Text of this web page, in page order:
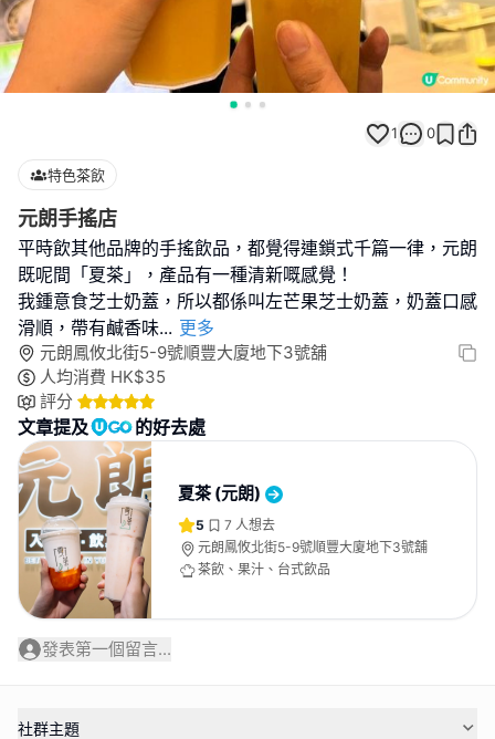
1 0
特色茶飲
元朗手搖店
平時飲其他品牌的手搖飲品，都覺得連鎖式千篇一律，元朗
既呢間「夏茶」，產品有一種清新嘅感覺！
我鍾意食芝士奶蓋，所以都係叫左芒果芝士奶蓋，奶蓋口感
滑順，帶有鹹香味... 更多
元朗鳳攸北街5-9號順豐大廈地下3號舖
人均消費 HK$35
評分
文章提及 的好去處
夏茶 (元朗)
5 7 人想去
元朗鳳攸北街5-9號順豐大廈地下3號舖
茶飲、果汁、台式飲品
發表第一個留言...
社群主題